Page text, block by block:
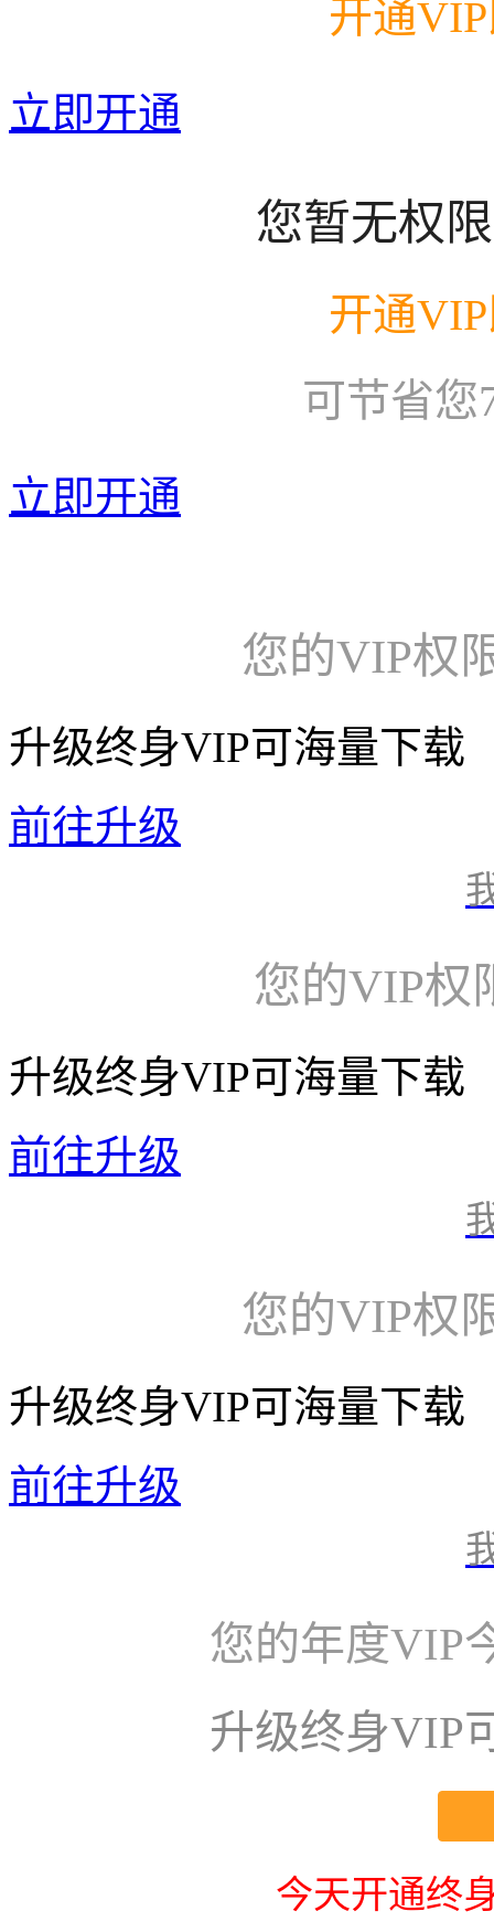
开通
立即开通
您暂无权
开通
可节省您
立即开通
您的VIP权
升级终身VIP可海量下载
前往升级
您的VIP权
升级终身VIP可海量下载
前往升级
您的VIP权
升级终身VIP可海量下载
前往升级
您的年度VIP
升级终身VIP
今天开通终